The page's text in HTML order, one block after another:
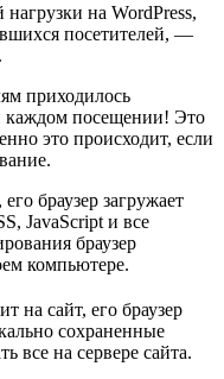
на WordPress,
посетителей, —
приходилось
каждом посещении! Это
это происходит, если
браузер загружает
JavaScript и все
браузер
компьютере.
на сайт, его браузер
сохраненные
все на сервере сайта.